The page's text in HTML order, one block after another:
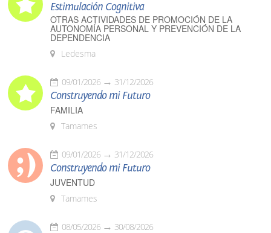
Estimulación Cognitiva
OTRAS ACTIVIDADES DE PROMOCIÓN DE LA
AUTONOMÍA PERSONAL Y PREVENCIÓN DE LA
DEPENDENCIA
Ledesma
09/01/2026 31/12/2026
Construyendo mi Futuro
FAMILIA
Tamames
09/01/2026 31/12/2026
Construyendo mi Futuro
JUVENTUD
Tamames
08/05/2026 30/08/2026